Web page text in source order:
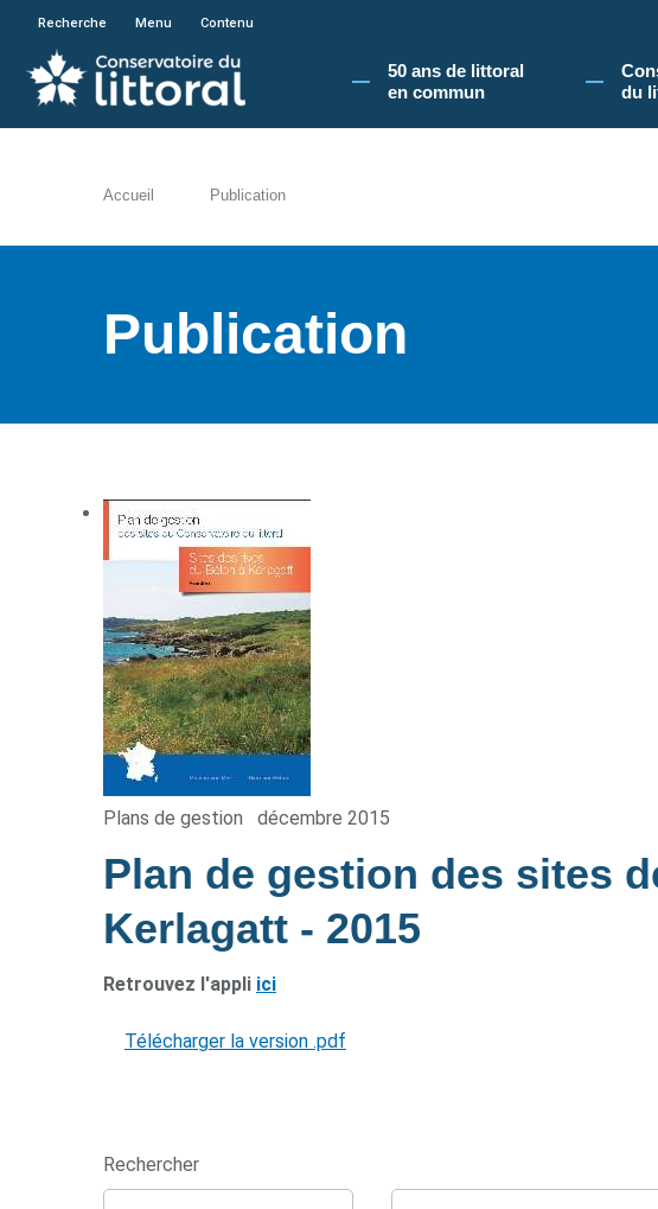
En poursuivant votre navigation sur le site du Conservatoire du
Recherche Menu Contenu
50 ans de littoral
en commun​
du
Accueil Publication
Publication
Plans de gestion décembre 2015
Plan de gestion des sites
Kerlagatt - 2015
Retrouvez l'appli ici
Télécharger la version .pdf
Rechercher